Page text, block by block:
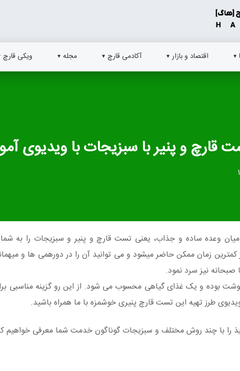
اقتصاد و بازار آکادمی قارچ مجله ویکی قارچ
قارچ و پنیر با سبزیجات با ویدیوی
وعده ساده و جذاب، یعنی تست قارچ و پنیر و سبزیجات را به
کمترین زمان ممکن حاضر میشود و می توانید آن را در دورهمی ها و
صبحانه نیز سرد نمود.
بوده و یک غذای گیاهی محسوب می شود. از این رو گزینه مناسبی
طرز تهیه این تست قارچ پنیری خوشمزه با ما همراه باشید.
را با چند روش مختلف و سبزیجات گوناگون خدمت شما معرفی خواهیم